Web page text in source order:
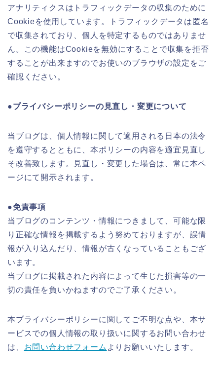
アナリティクスはトラフィックデータの収集のために
Cookieを使用しています。トラフィックデータは匿名
で収集されており、個人を特定するものではありませ
ん。この機能はCookieを無効にすることで収集を拒否
することが出来ますのでお使いのブラウザの設定をご
確認ください。
●プライバシーポリシーの見直し・変更について
当ブログは、個人情報に関して適用される日本の法令
を遵守するとともに、本ポリシーの内容を適宜見直し
そ改善致します。見直し・変更した場合は、常に本ペ
ージにて開示されます。
●免責事項
当ブログのコンテンツ・情報につきまして、可能な限
り正確な情報を掲載するよう努めておりますが、誤情
報が入り込んだり、情報が古くなっていることもござ
います。
当ブログに掲載された内容によって生じた損害等の一
切の責任を負いかねますのでご了承ください。
本プライバシーポリシーに関してご不明な点や、本サ
ービスでの個人情報の取り扱いに関するお問い合わせ
は、 お問い合わせフォーム よりお願いいたします。